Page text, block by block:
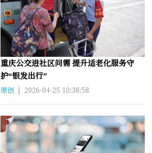
重庆公交进社区问需 提升适老化服务守
护“银发出行”
原创 | 2026-04-25 10:38:58